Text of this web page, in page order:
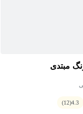
مبتدی
4.3
(12)